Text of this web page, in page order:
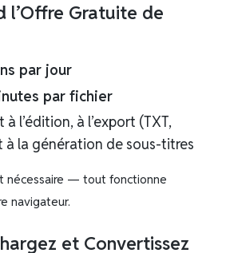
l’Offre Gratuite de
par jour
par fichier
l’édition, à l’export (TXT,
à la génération de sous-titres
nécessaire — tout fonctionne
navigateur.
et Convertissez